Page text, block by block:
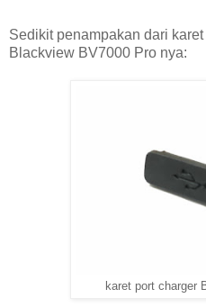
Sedikit penampakan dari
Blackview BV7000 Pro nya:
karet port charger